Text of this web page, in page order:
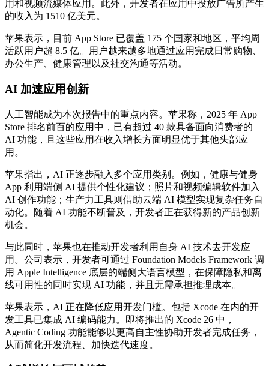
用和视频流媒体应用。此外，开发者在应用中投放广告所产生
的收入为 1510 亿美元。
苹果表示，目前 App Store 已覆盖 175 个国家和地区，平均周
活跃用户超 8.5 亿。用户越来越多地通过应用完成日常购物、
办公生产、健康管理以及社交沟通等活动。
AI 加速应用创新
人工智能成为本次报告中的重点内容。苹果称，2025 年 App
Store 排名前百的应用中，已有超过 40 款具备面向消费者的
AI 功能，且这些应用在收入增长方面明显优于其他头部应
用。
苹果指出，AI 正逐步融入多个应用类别。例如，健康与健身
App 利用端侧 AI 提供个性化建议；照片和视频编辑软件加入
AI 创作功能；生产力工具则借助云端 AI 模型实现复杂任务自
动化。随着 AI 功能不断普及，开发者正在获得新的产品创新
机会。
与此同时，苹果也在推动开发者利用自身 AI 技术去开发应
用。公司表示，开发者可通过 Foundation Models Framework 调
用 Apple Intelligence 底层的端侧大语言模型，在保障隐私和离
线可用性的同时实现 AI 功能，并且无需承担推理成本。
苹果表示，AI 正在降低应用开发门槛。包括 Xcode 在内的开
发工具已集成 AI 编码能力。即将推出的 Xcode 26 中，
Agentic Coding 功能能够以更高自主性协助开发者完成任务，
从而简化开发流程、加快迭代速度。